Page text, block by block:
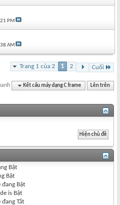
PM
AM
Trang 1 của 2 1 2 Cuối
Kết cấu máy dạng C frame Lên trên
Bật
Bật
đang Bật
is Bật
đangTắt